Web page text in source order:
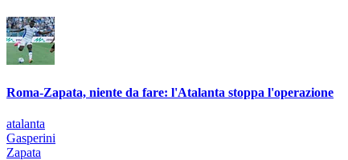
Roma-Zapata, niente da fare: l'Atalanta stoppa l'operazione
atalanta
Gasperini
Zapata